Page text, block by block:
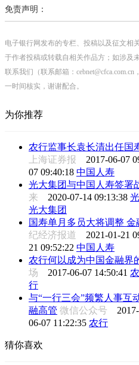
免责声明：
电子银行网发布的专栏、投稿以及征文相
于作者投稿或转载自相关作品方；如涉及
联系我们（联系邮箱：
一时间核实，谢谢配合。
为你推荐
农行监事长袁长清出任国
上海证券报 2017-06-07
07 09:40:18 中国人寿
光大集团与中国人寿签署
来 2020-07-14 09:13:38
光大集团
国寿单月多员大将调整
纪经济报道 2021-01-21
21 09:52:22 中国人寿
农行何以成为中国金融界
场 2017-06-07 14:50:41
行
与“一行三会”频繁人事互
融高管 微信公众号
06-07 11:22:35 农行
猜你喜欢